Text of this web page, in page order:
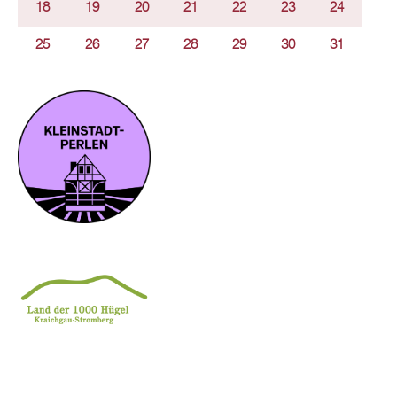
18 19 20 21 22 23 24
25 26 27 28 29 30 31